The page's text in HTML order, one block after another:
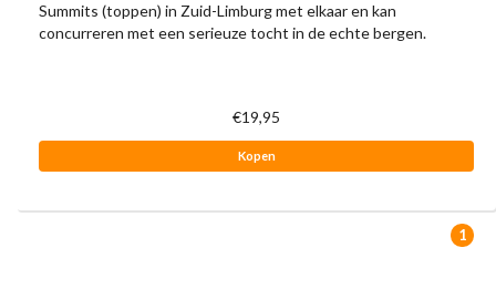
Summits (toppen) in Zuid-Limburg met elkaar en kan
concurreren met een serieuze tocht in de echte bergen.
€19,95
Kopen
1